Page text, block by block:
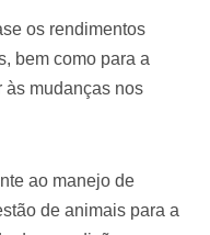
os rendimentos
bem como para a
às mudanças nos
ao manejo de
de animais para a